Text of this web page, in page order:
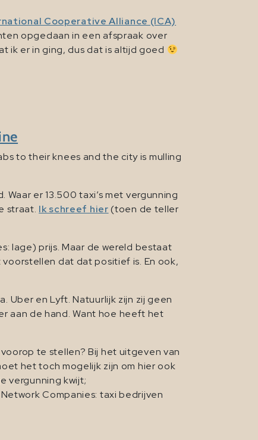
Cooperative Alliance (ICA)
opgedaan in een afspraak over
ik er in ging, dus dat is altijd goed
to their knees and the city is mulling
er 13.500 taxi’s met vergunning
straat. Ik schreef hier(toen de teller
lage) prijs. Maar de wereld bestaat
dat dat positief is. En ook,
Uber en Lyft. Natuurlijk zijn zij geen
aan de hand. Want hoe heeft het
te stellen? Bij het uitgeven van
het toch mogelijk zijn om hier ook
vergunning kwijt;
Companies: taxi bedrijven